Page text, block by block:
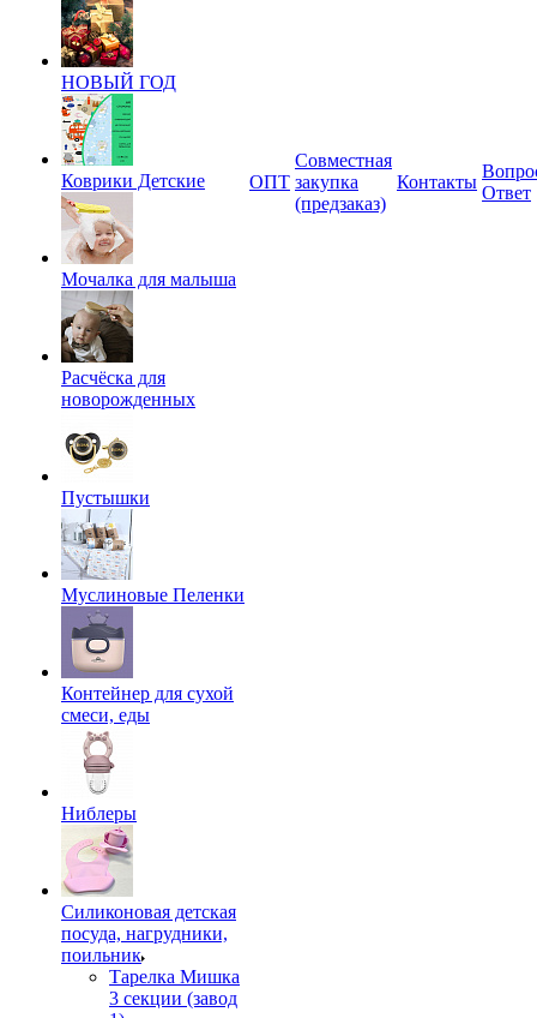
НОВЫЙ ГОД
Коврики Детские
Мочалка для малыша
Расчёска для
новорожденных
Пустышки
Муслиновые Пеленки
Контейнер для сухой
смеси, еды
Ниблеры
Силиконовая детская
посуда, нагрудники,
поильник
Тарелка Мишка
3 секции (завод
ОПТ
Совместная
закупка
(предзаказ)
Контакты
Ответ